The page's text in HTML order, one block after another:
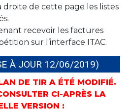
de cette page les listes
recevoir les factures
sur l’interface ITAC.
À JOUR 12/06/2019)
DE TIR A ÉTÉ MODIFIÉ.
CI-APRÈS LA
VERSION :